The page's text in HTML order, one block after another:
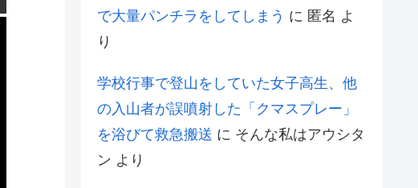
で大量パンチラをしてしまう に 匿名 よ
り
学校行事で登山をしていた女子高生、他
の入山者が誤噴射した「クマスプレー」
を浴びて救急搬送 に そんな私はアウシタ
ン より